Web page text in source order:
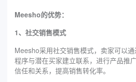
Meesho的优势：
1、社交销售模式
Meesho采用社交销售模式，卖家可以
程序与潜在买家建立联系，进行产品推
信任和关系，提高销售转化率。